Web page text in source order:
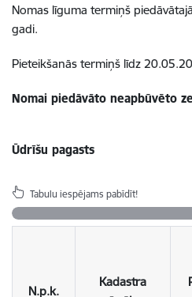
Nomas līguma termiņš
gadi.
Pieteikšanās termiņš līdz
Nomai piedāvāto neapbūvēto
Ūdrīšu pagasts
Tabulu iespējams pabīdīt!
N.p.k.
Kadastra